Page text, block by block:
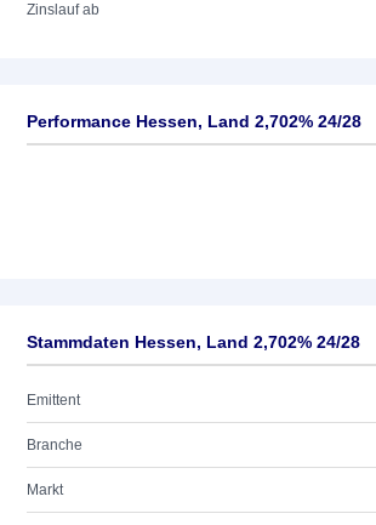
Zinslauf ab
Performance Hessen, Land 2,702% 24/28
Stammdaten Hessen, Land 2,702% 24/28
Emittent
Branche
Markt